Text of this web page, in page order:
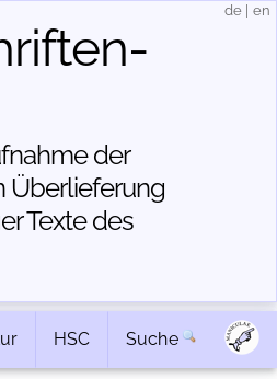
der
Über­lieferung
Texte des
de en
HSC Suche